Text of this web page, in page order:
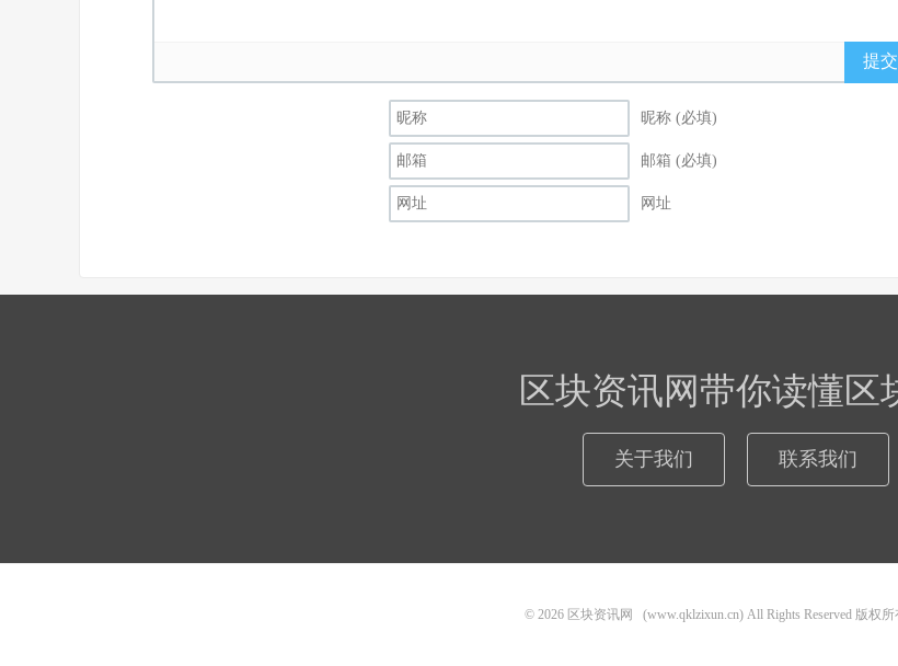
提
昵称 (必填)
邮箱 (必填)
网址
区块资讯网带你读懂区
关于我们 联系我们
© 2026 区块资讯网 (www.qklzixun.cn) All Rights Reserved 版权所